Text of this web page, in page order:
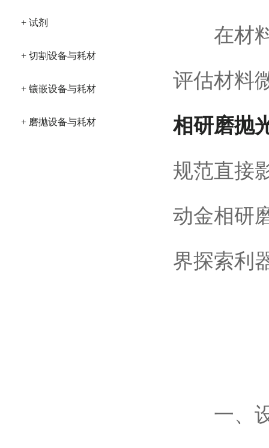
+ 试剂
+ 切割设备与耗材
+ 镶嵌设备与耗材
+ 磨抛设备与耗材
在材料
评估材料
相研磨抛
规范直接
动金相研
界探索利
一、设